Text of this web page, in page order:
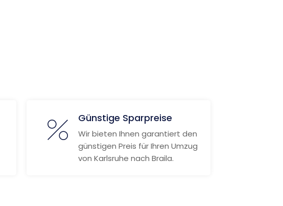
Günstige Sparpreise
Wir bieten Ihnen garantiert den
günstigen Preis für Ihren Umzug
von Karlsruhe nach Braila.